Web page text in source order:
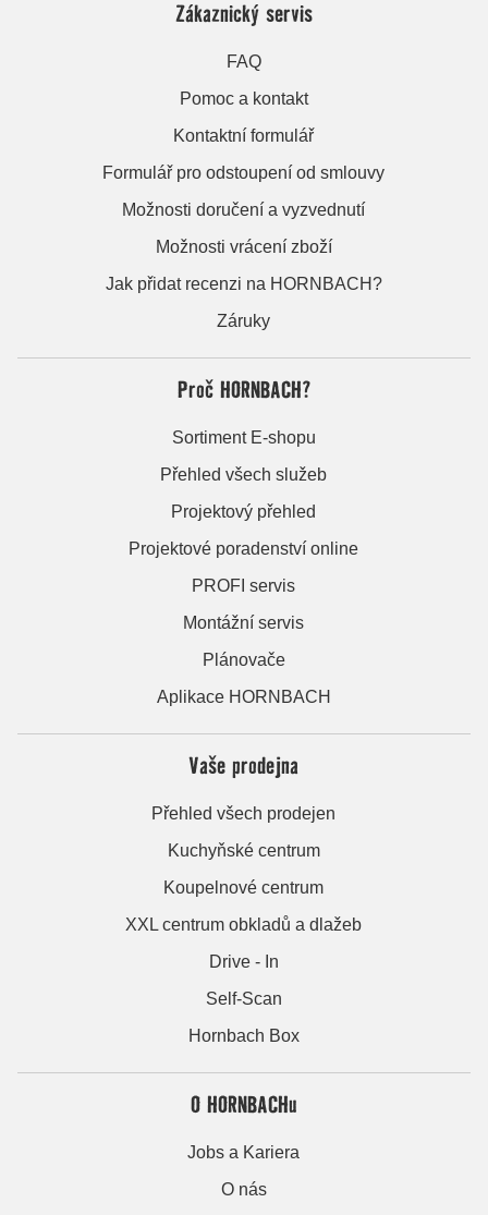
Zákaznický servis
FAQ
Pomoc a kontakt
Kontaktní formulář
Formulář pro odstoupení od smlouvy
Možnosti doručení a vyzvednutí
Možnosti vrácení zboží
Jak přidat recenzi na HORNBACH?
Záruky
Proč HORNBACH?
Sortiment E-shopu
Přehled všech služeb
Projektový přehled
Projektové poradenství online
PROFI servis
Montážní servis
Plánovače
Aplikace HORNBACH
Vaše prodejna
Přehled všech prodejen
Kuchyňské centrum
Koupelnové centrum
XXL centrum obkladů a dlažeb
Drive - In
Self-Scan
Hornbach Box
O HORNBACHu
Jobs a Kariera
O nás